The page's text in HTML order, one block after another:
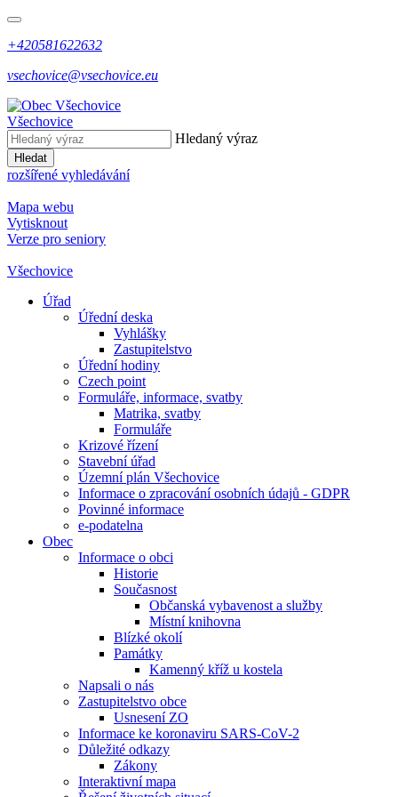
+420581622632
vsechovice@vsechovice.eu
Všechovice
Hledaný výraz
Hledat
rozšířené vyhledávání
Mapa webu
Vytisknout
Verze pro seniory
Všechovice
Úřad
Úřední deska
Vyhlášky
Zastupitelstvo
Úřední hodiny
Czech point
Formuláře, informace, svatby
Matrika, svatby
Formuláře
Krizové řízení
Stavební úřad
Územní plán Všechovice
Informace o zpracování osobních údajů - GDPR
Povinné informace
e-podatelna
Obec
Informace o obci
Historie
Současnost
Občanská vybavenost a služby
Místní knihovna
Blízké okolí
Památky
Kamenný kříž u kostela
Napsali o nás
Zastupitelstvo obce
Usnesení ZO
Informace ke koronaviru SARS-CoV-2
Důležité odkazy
Zákony
Interaktivní mapa